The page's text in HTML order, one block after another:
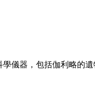
儀器，包括伽利略的遺